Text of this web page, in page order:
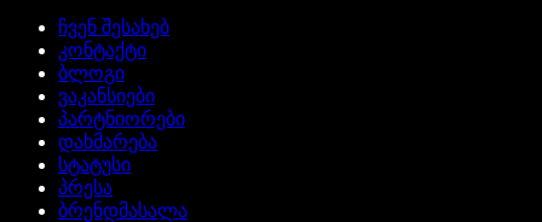
ჩვენ შესახებ
კონტაქტი
ბლოგი
ვაკანსიები
პარტნიორები
დახმარება
სტატუსი
პრესა
ბრენდმასალა